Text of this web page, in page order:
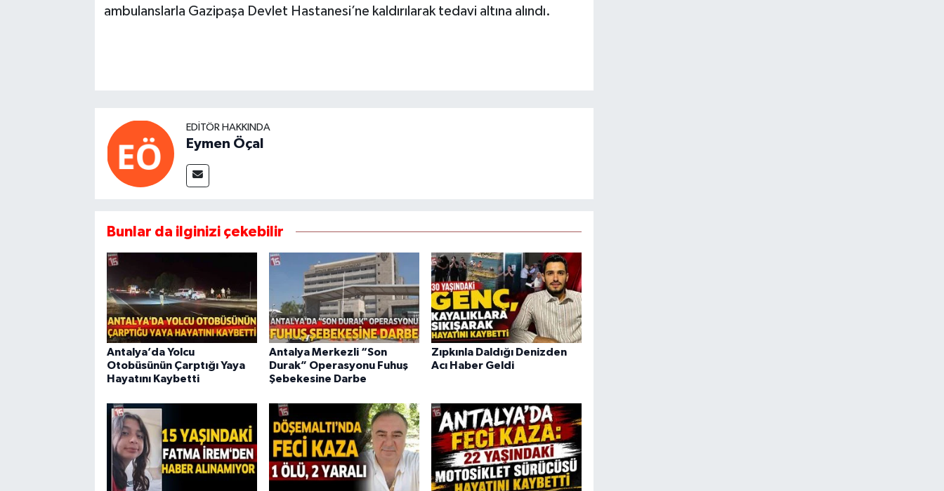
ambulanslarla Gazipaşa Devlet Hastanesi’ne kaldırılarak tedavi altına alındı.
EDITÖR HAKKINDA
Eymen Öçal
Bunlar da ilginizi çekebilir
Antalya’da Yolcu
Otobüsünün Çarptığı Yaya
Hayatını Kaybetti
Antalya Merkezli “Son
Durak” Operasyonu Fuhuş
Şebekesine Darbe
Zıpkınla Daldığı Denizden
Acı Haber Geldi